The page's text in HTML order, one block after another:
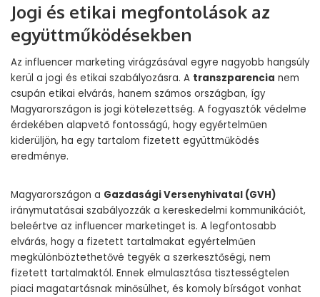
Jogi és etikai megfontolások az
együttműködésekben
Az influencer marketing virágzásával egyre nagyobb hangsúly
kerül a jogi és etikai szabályozásra. A transzparencia nem
csupán etikai elvárás, hanem számos országban, így
Magyarországon is jogi kötelezettség. A fogyasztók védelme
érdekében alapvető fontosságú, hogy egyértelműen
kiderüljön, ha egy tartalom fizetett együttműködés
eredménye.
Magyarországon a Gazdasági Versenyhivatal (GVH)
iránymutatásai szabályozzák a kereskedelmi kommunikációt,
beleértve az influencer marketinget is. A legfontosabb
elvárás, hogy a fizetett tartalmakat egyértelműen
megkülönböztethetővé tegyék a szerkesztőségi, nem
fizetett tartalmaktól. Ennek elmulasztása tisztességtelen
piaci magatartásnak minősülhet, és komoly bírságot vonhat